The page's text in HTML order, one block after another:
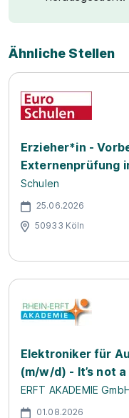
Ähnliche Stellen
Erzieher*in -
Externenprüfung
Schulen
25.06.2026
50933 Köln
Elektroniker für
(m/w/d) - It’s not
ERFT AKADEMIE
01.08.2026